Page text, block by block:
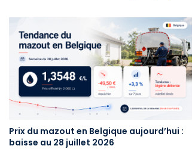
Prix du mazout en Belgique aujourd’hui :
baisse au 28 juillet 2026